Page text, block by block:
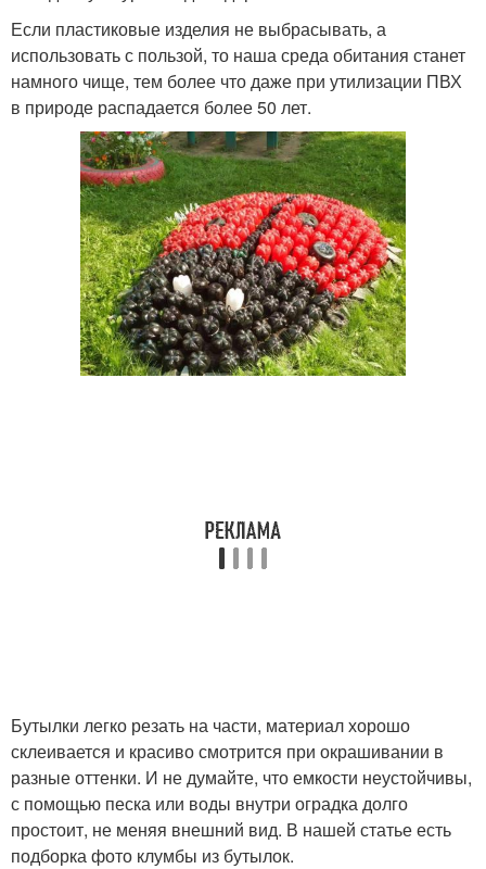
Если пластиковые изделия не выбрасывать, а
использовать с пользой, то наша среда обитания станет
намного чище, тем более что даже при утилизации ПВХ
в природе распадается более 50 лет.
Бутылки легко резать на части, материал хорошо
склеивается и красиво смотрится при окрашивании в
разные оттенки. И не думайте, что емкости неустойчивы,
с помощью песка или воды внутри оградка долго
простоит, не меняя внешний вид. В нашей статье есть
подборка фото клумбы из бутылок.